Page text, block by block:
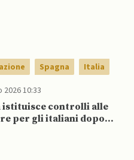
Spagna Italia
10:33
istituisce controlli alle
per gli italiani dopo